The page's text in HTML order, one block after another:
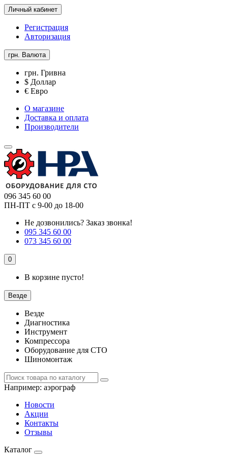
Личный кабинет
Регистрация
Авторизация
грн. Валюта
грн. Гривна
$ Доллар
€ Евро
О магазине
Доставка и оплата
Производители
096 345 60 00
ПН-ПТ с 9-00 до 18-00
Не дозвонились? Заказ звонка!
095 345 60 00
073 345 60 00
0
В корзине пусто!
Везде
Везде
Диагностика
Инструмент
Компрессора
Оборудование для СТО
Шиномонтаж
Например: аэрограф
Новости
Акции
Контакты
Отзывы
Каталог